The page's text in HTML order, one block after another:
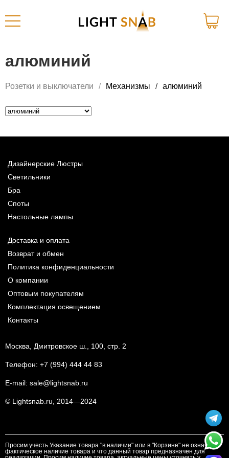
алюминий
Розетки и выключатели Механизмы алюминий
Дизайнерские Люстры
Светильники
Бра
Споты
Настольные лампы
Доставка и оплата
Возврат и обмен
Политика конфиденциальности
О компании
Оптовым покупателям
Комплектация освещением
Контакты
Москва, Дмитровское ш., 100, стр. 2
Телефон: +7 (994) 444 44 83
E-mail: sale@lightsnab.ru
© Lightsnab.ru, 2014—2024
Просим учесть Указание товара "в наличии" или в "Корзине" не означает
фактическое наличие товара и что данный товар предназначен для